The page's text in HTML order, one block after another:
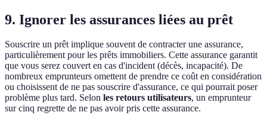
9. Ignorer les assurances liées au prêt
Souscrire un prêt implique souvent de contracter une assurance,
particulièrement pour les prêts immobiliers. Cette assurance garantit
que vous serez couvert en cas d'incident (décès, incapacité). De
nombreux emprunteurs omettent de prendre ce coût en considération
ou choisissent de ne pas souscrire d'assurance, ce qui pourrait poser
problème plus tard. Selon les retours utilisateurs, un emprunteur
sur cinq regrette de ne pas avoir pris cette assurance.